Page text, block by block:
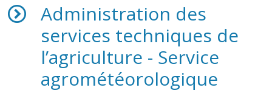
Administration des
services techniques de
l’agriculture - Service
agrométéorologique